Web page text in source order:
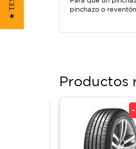
pinchazo o
Productos
-